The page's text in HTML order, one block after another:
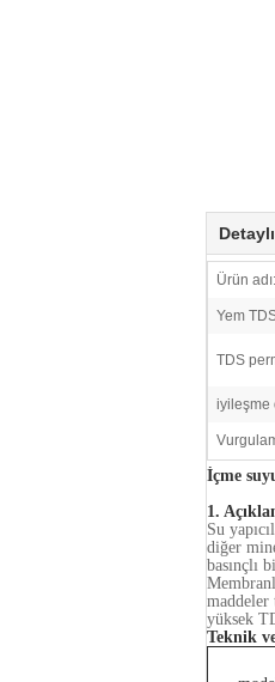
Ürün adı:
Yem
TDS
iyileşme
İçme
1.
Su
diğer
basınçlı
maddeler
yüksek
Teknik